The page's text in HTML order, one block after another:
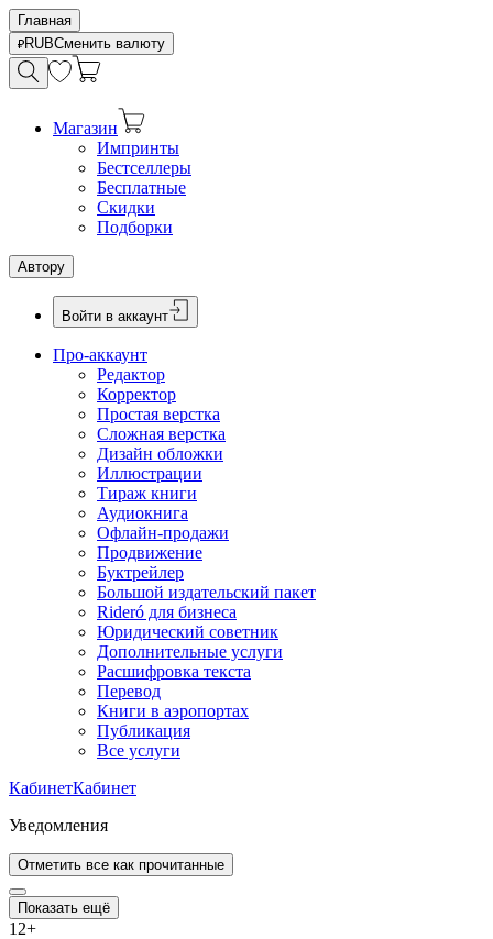
Главная
RUBСменить валюту
Магазин
Импринты
Бестселлеры
Бесплатные
Скидки
Подборки
Автору
Войти в аккаунт
Про-аккаунт
Редактор
Корректор
Простая верстка
Сложная верстка
Дизайн обложки
Иллюстрации
Тираж книги
Аудиокнига
Офлайн-продажи
Продвижение
Буктрейлер
Большой издательский пакет
Rideró для бизнеса
Юридический советник
Дополнительные услуги
Расшифровка текста
Перевод
Книги в аэропортах
Публикация
Все услуги
КабинетКабинет
Уведомления
Отметить все как прочитанные
Показать ещё
12+